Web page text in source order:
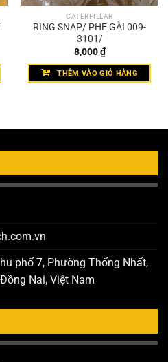
CATERPILLAR
RING SNAP/ PHE GÀI 009-
3101/
8,000₫
THÊM VÀO GIỎ HÀNG
phố 7, Phường Thống Nhất,
Nai, Việt Nam